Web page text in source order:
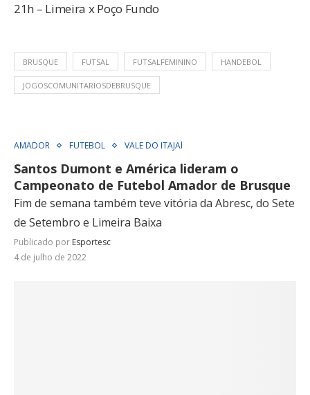
21h – Limeira x Poço Fundo
BRUSQUE FUTSAL FUTSALFEMININO HANDEBOL
JOGOSCOMUNITARIOSDEBRUSQUE
AMADOR FUTEBOL VALE DO ITAJAÍ
Santos Dumont e América lideram o
Campeonato de Futebol Amador de Brusque
Fim de semana também teve vitória da Abresc, do Sete
de Setembro e Limeira Baixa
Publicado por Esportesc
4 de julho de 2022